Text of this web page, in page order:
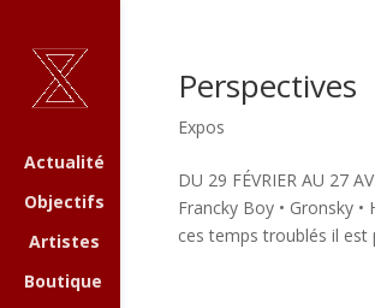
Actualité
Objectifs
Artistes
Boutique
Perspectives
Expos
DU 29 FÉVRIER AU 27
Francky Boy • Gronsky •
ces temps troublés il est